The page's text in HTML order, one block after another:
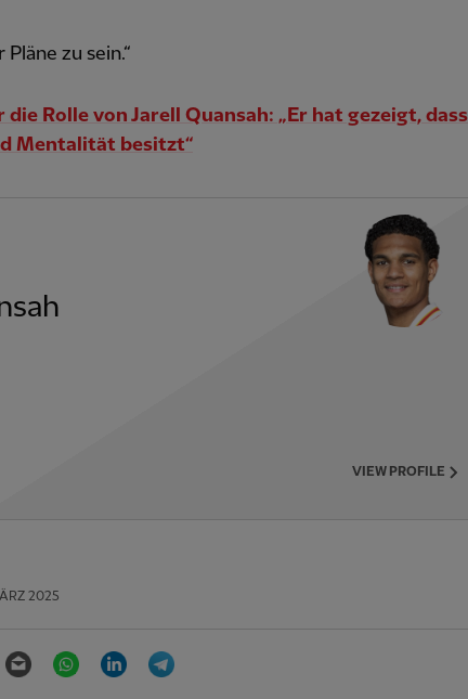
Pläne zu sein.“
Rolle von Jarell Quansah: „Er hat gezeigt, dass
Mentalität besitzt“
VIEW PROFILE
2025
Email WhatsAppLinkedIn